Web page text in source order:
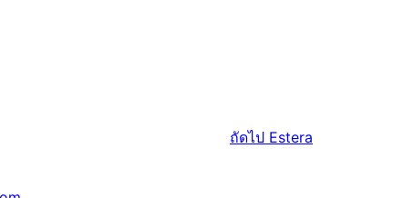
ถัดไป Estera